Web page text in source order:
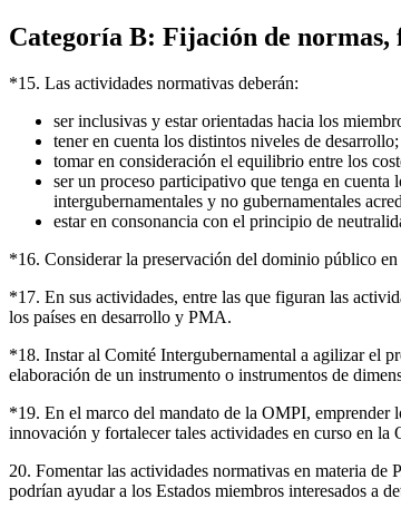
Categoría B: Fijación de
*15. Las actividades normativas deberán:
ser inclusivas y estar orientadas hacia los
tener en cuenta los distintos niveles de desarrollo;
tomar en consideración el equilibrio entre los
ser un proceso participativo que tenga en cuenta
intergubernamentales y no gubernamentales
estar en consonancia con el principio de
*16. Considerar la preservación del dominio público
*17. En sus actividades, entre las que figuran las
los países en desarrollo y PMA.
*18. Instar al Comité Intergubernamental a agilizar el
elaboración de un instrumento o instrumentos de
*19. En el marco del mandato de la OMPI, emprender
innovación y fortalecer tales actividades en curso en la
20. Fomentar las actividades normativas en materia
podrían ayudar a los Estados miembros interesados a